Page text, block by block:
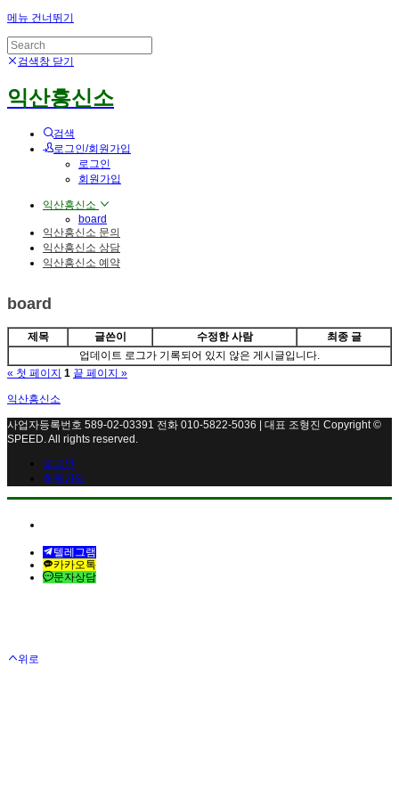
메뉴 건너뛰기
검색창 닫기
익산흥신소
검색
로그인/회원가입
로그인
회원가입
익산흥신소
board
익산흥신소 문의
익산흥신소 상담
익산흥신소 예약
board
제목 글쓴이 수정한 사람
최종 글
업데이트 로그가 기록되어 있지 않은 게시글입니다.
« 첫 페이지 1 끝 페이지 »
익산흥신소
사업자등록번호 589-02-03391 전화 010-5822-5036 | 대표 조형진 Copyright ©
SPEED. All rights reserved.
로그인
회원가입
텔레그램
카카오톡
문자상담
위로